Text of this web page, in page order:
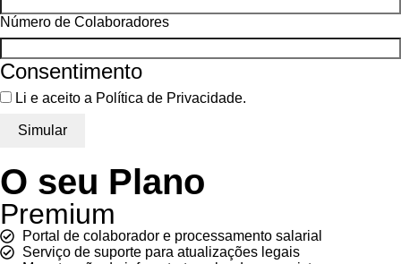
Número de Colaboradores
Consentimento
Li e aceito a Política de Privacidade.
O seu Plano
Premium
Portal de colaborador e processamento salarial
Serviço de suporte para atualizações legais